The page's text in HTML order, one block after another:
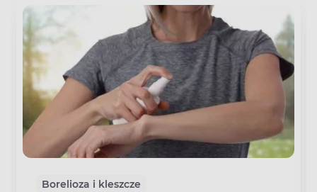
Borelioza i kleszcze